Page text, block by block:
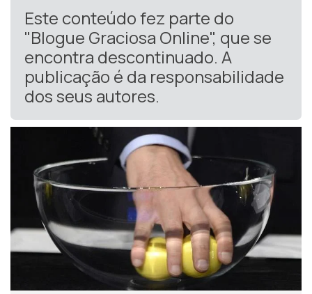
Este conteúdo fez parte do
"Blogue Graciosa Online", que se
encontra descontinuado. A
publicação é da responsabilidade
dos seus autores.